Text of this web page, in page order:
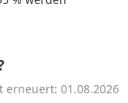
erneuert: 01.08.2026